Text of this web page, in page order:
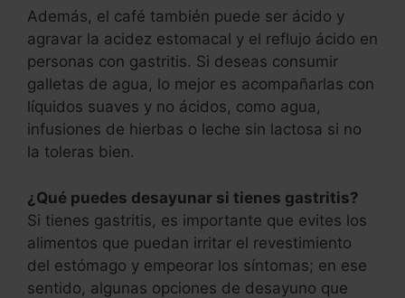
Además, el café también puede ser ácido y
agravar la acidez estomacal y el reflujo ácido en
personas con gastritis. Si deseas consumir
galletas de agua, lo mejor es acompañarlas con
líquidos suaves y no ácidos, como agua,
infusiones de hierbas o leche sin lactosa si no
la toleras bien.
¿Qué puedes desayunar si tienes gastritis?
Si tienes gastritis, es importante que evites los
alimentos que puedan irritar el revestimiento
del estómago y empeorar los síntomas; en ese
sentido, algunas opciones de desayuno que